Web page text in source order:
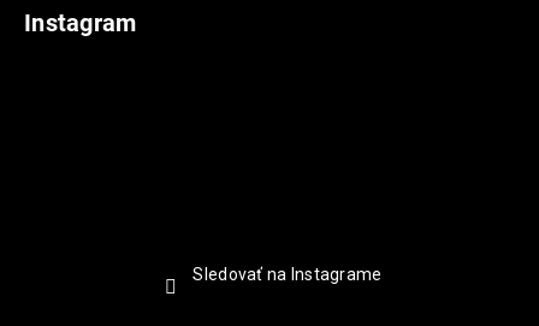
Instagram
Sledovať na Instagrame